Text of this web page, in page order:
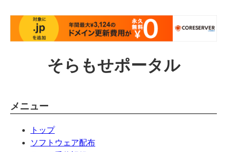
そらもせポータル
メニュー
トップ
ソフトウェア配布